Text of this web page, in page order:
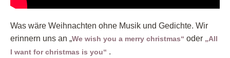
Was wäre Weihnachten ohne Musik und Gedichte. Wir
erinnern uns an „We wish you a merry christmas“ oder „All
I want for christmas is you“ .